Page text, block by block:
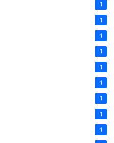
1
1
1
1
1
1
1
1
1